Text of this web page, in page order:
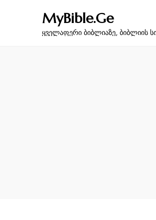
MyBible.Ge
ყველაფერი ბიბლიაზე, ბიბლიის